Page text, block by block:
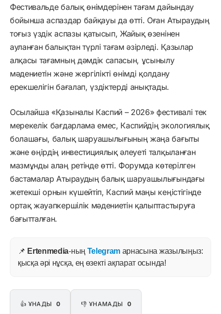
Фестивальде балық өнімдерінен тағам дайындау
бойынша аспаздар байқауы да өтті. Оған Атыраудың
тоғыз үздік аспазы қатысып, Жайық өзенінен
ауланған балықтан түрлі тағам әзірледі. Қазылар
алқасы тағамның дәмдік сапасын, ұсынылу
мәдениетін және жергілікті өнімді қолдану
ерекшелігін бағалап, үздіктерді анықтады.
Осылайша «Қазыналы Каспий – 2026» фестивалі тек
мерекелік бағдарлама емес, Каспийдің экологиялық
болашағы, балық шаруашылығының жаңа бағыты
және өңірдің инвестициялық әлеуеті талқыланған
мазмұнды алаң ретінде өтті. Форумда көтерілген
бастамалар Атыраудың балық шаруашылығындағы
жетекші орнын күшейтіп, Каспий маңы кеңістігінде
ортақ жауапкершілік мәдениетін қалыптастыруға
бағытталған.
📌 Ertenmedia-ның Telegram арнасына жазылыңыз:
қысқа әрі нұсқа, ең өзекті ақпарат осында!
👍 ҰНАДЫ 0 👎 ҰНАМАДЫ 0